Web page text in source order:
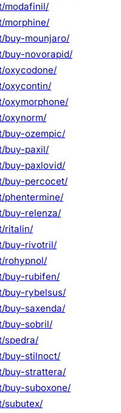
modafinil/
morphine/
buy-mounjaro/
buy-novorapid/
oxycodone/
oxycontin/
oxymorphone/
oxynorm/
buy-ozempic/
buy-paxil/
buy-paxlovid/
buy-percocet/
phentermine/
buy-relenza/
ritalin/
buy-rivotril/
rohypnol/
buy-rubifen/
buy-rybelsus/
buy-saxenda/
buy-sobril/
spedra/
buy-stilnoct/
buy-strattera/
buy-suboxone/
subutex/